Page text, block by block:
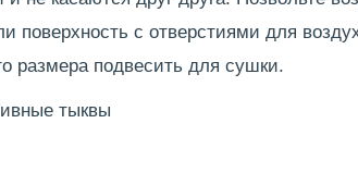
поверхность с отверстиями для
размера подвесить для сушки.